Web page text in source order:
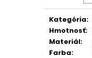
Kategória:
Hmotnosť:
Materiál:
Farba: